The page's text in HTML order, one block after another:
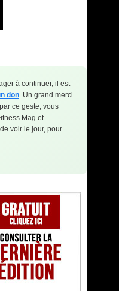
à continuer, il est
don. Un grand merci
ce geste, vous
Mag et
voir le jour, pour